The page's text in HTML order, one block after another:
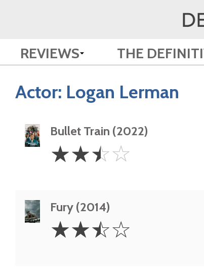
REVIEWS THE
Actor: Logan Lerman
Bullet Train (2022)
2.5
Stars
☆☆☆☆
Fury (2014)
2.5
Stars
☆☆☆☆